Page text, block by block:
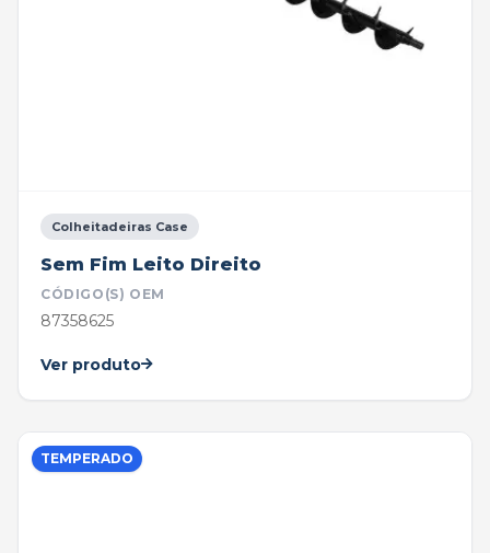
Colheitadeiras Case
Sem Fim Leito Direito
CÓDIGO(S) OEM
87358625
Ver produto
TEMPERADO